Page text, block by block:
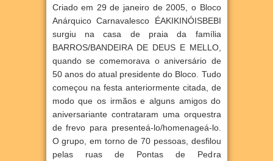
Criado em 29 de janeiro de 2005, o Bloco
Anárquico Carnavalesco ÉAKIKINÓISBEBI
surgiu na casa de praia da família
BARROS/BANDEIRA DE DEUS E MELLO,
quando se comemorava o aniversário de
50 anos do atual presidente do Bloco. Tudo
começou na festa anteriormente citada, de
modo que os irmãos e alguns amigos do
aniversariante contrataram uma orquestra
de frevo para presenteá-lo/homenageá-lo.
O grupo, em torno de 70 pessoas, desfilou
pelas ruas de Pontas de Pedra